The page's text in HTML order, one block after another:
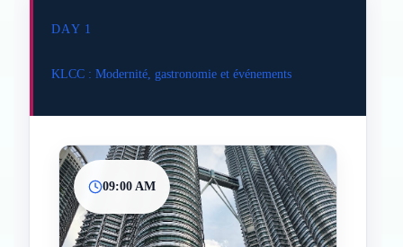
DAY 1
KLCC : Modernité, gastronomie et événements
09:00 AM